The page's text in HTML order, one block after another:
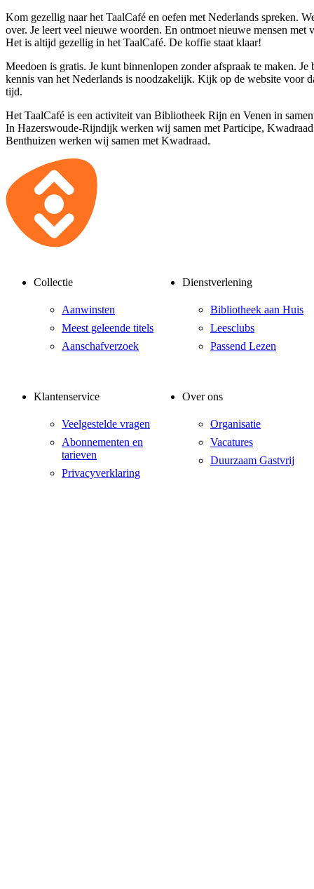
Kom gezellig naar het TaalCafé en oefen met Nederlands spreken.
over. Je leert veel nieuwe woorden. En ontmoet nieuwe mensen met
Het is altijd gezellig in het TaalCafé. De koffie staat klaar!
Meedoen is gratis. Je kunt binnenlopen zonder afspraak te maken.
kennis van het Nederlands is noodzakelijk. Kijk op de website voor
tijd.
Het TaalCafé is een activiteit van Bibliotheek Rijn en Venen in
In Hazerswoude-Rijndijk werken wij samen met Participe,
Benthuizen werken wij samen met Kwadraad.
Collectie
Aanwinsten
Meest geleende titels
Aanschafverzoek
Dienstverlening
Bibliotheek aan Huis
Leesclubs
Passend Lezen
Klantenservice
Veelgestelde vragen
Abonnementen en
tarieven
Privacyverklaring
Over ons
Organisatie
Vacatures
Duurzaam Gastvrij